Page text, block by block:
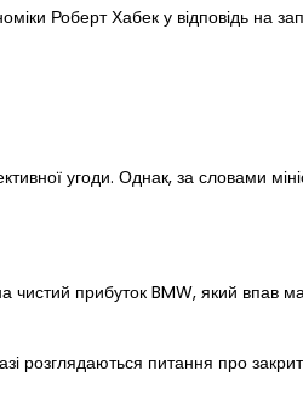
Роберт Хабек у відповідь на
угоди. Однак, за словами
чистий прибуток BMW, який впав
розглядаються питання про